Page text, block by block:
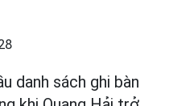
danh sách ghi bàn